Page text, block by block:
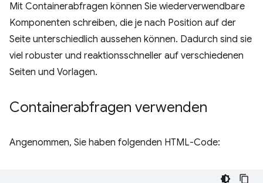
Mit Containerabfragen können Sie wiederverwendbare
Komponenten schreiben, die je nach Position auf der
Seite unterschiedlich aussehen können. Dadurch sind sie
viel robuster und reaktionsschneller auf verschiedenen
Seiten und Vorlagen.
Containerabfragen verwenden
Angenommen, Sie haben folgenden HTML-Code: